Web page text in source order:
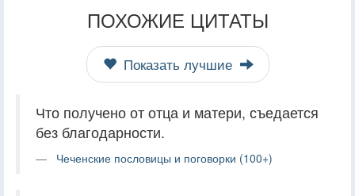
ПОХОЖИЕ ЦИТАТЫ
Показать лучшие
Что получено от отца и матери, съедается
без благодарности.
Чеченские пословицы и поговорки (100+)